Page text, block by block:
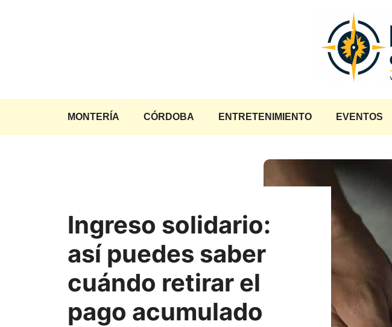
MONTERÍA CÓRDOBA ENTRETENIMIENTO EVENTOS
Ingreso solidario:
así puedes saber
cuándo retirar el
pago acumulado